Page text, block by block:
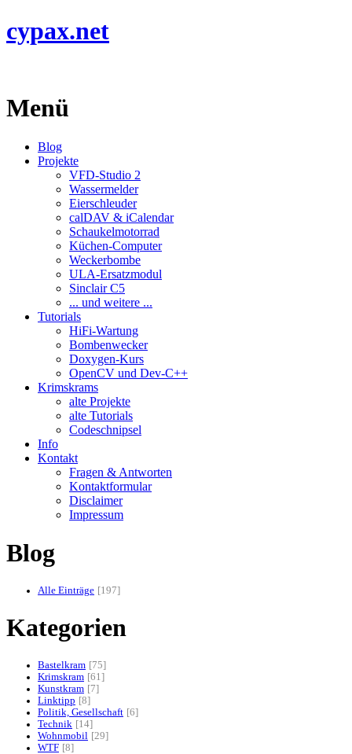
cypax.net
Menü
Blog
Projekte
VFD-Studio 2
Wassermelder
Eierschleuder
calDAV & iCalendar
Schaukelmotorrad
Küchen-Computer
Weckerbombe
ULA-Ersatzmodul
Sinclair C5
... und weitere ...
Tutorials
HiFi-Wartung
Bombenwecker
Doxygen-Kurs
OpenCV und Dev-C++
Krimskrams
alte Projekte
alte Tutorials
Codeschnipsel
Info
Kontakt
Fragen & Antworten
Kontaktformular
Disclaimer
Impressum
Blog
Alle Einträge 197
Kategorien
Bastelkram
75
Krimskram 61
Kunstkram
7
Linktipp
8
Politik, Gesellschaft 6
Technik
14
Wohnmobil
29
WTF 8